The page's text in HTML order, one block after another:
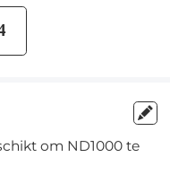
om ND1000 te